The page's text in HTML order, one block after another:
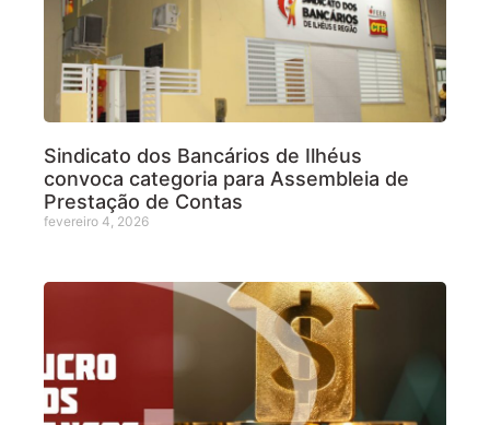
Sindicato dos Bancários de Ilhéus
convoca categoria para Assembleia de
Prestação de Contas
fevereiro 4, 2026